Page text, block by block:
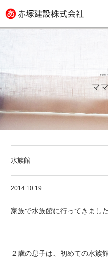
マ
水族館
2014.10.19
家族で水族館に行ってきました
２歳の息子は、初めての水族